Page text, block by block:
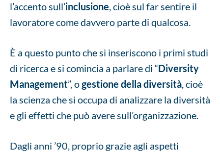
l’accento sull’inclusione, cioè sul far sentire il
lavoratore come davvero parte di qualcosa.
È a questo punto che si inseriscono i primi studi
di ricerca e si comincia a parlare di “Diversity
Management”, ogestione della diversità, cioè
la scienza che si occupa di analizzare la diversità
e gli effetti che può avere sull’organizzazione.
Dagli anni ’90, proprio grazie agli aspetti